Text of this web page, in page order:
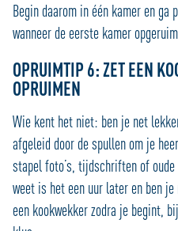
Begin daarom in één kamer en ga
wanneer de eerste kamer
OPRUIMTIP 6: ZET EEN
OPRUIMEN
Wie kent het niet: ben je net
afgeleid door de spullen om je
stapel foto’s, tijdschriften of
weet is het een uur later en ben je
een kookwekker zodra je begint,